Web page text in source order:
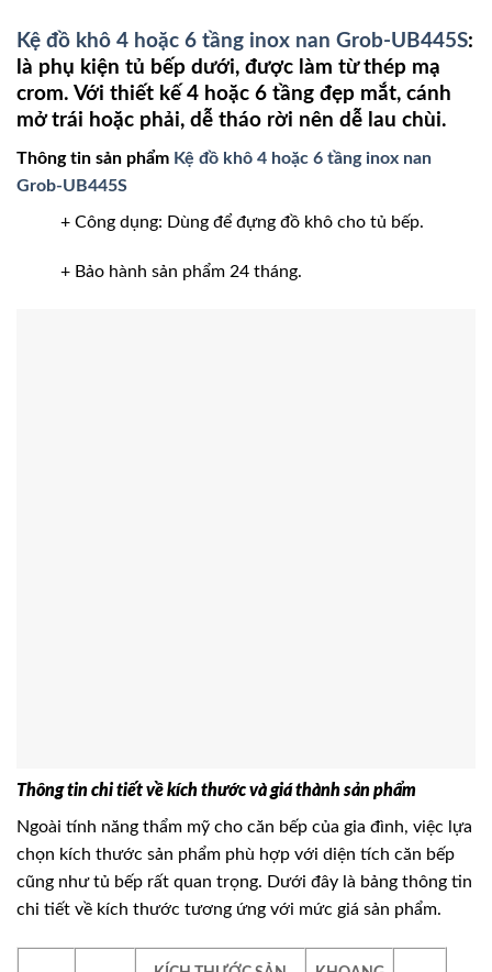
Kệ đồ khô 4 hoặc 6 tầng inox nan Grob-UB445S:
là phụ kiện tủ bếp dưới, được làm từ thép mạ
crom. Với thiết kế 4 hoặc 6 tầng đẹp mắt, cánh
mở trái hoặc phải, dễ tháo rời nên dễ lau chùi.
Thông tin sản phẩm Kệ đồ khô 4 hoặc 6 tầng inox nan
Grob-UB445S
+ Công dụng: Dùng để đựng đồ khô cho tủ bếp.
+ Bảo hành sản phẩm 24 tháng.
Thông tin chi tiết về kích thước và giá thành sản phẩm
Ngoài tính năng thẩm mỹ cho căn bếp của gia đình, việc lựa
chọn kích thước sản phẩm phù hợp với diện tích căn bếp
cũng như tủ bếp rất quan trọng. Dưới đây là bảng thông tin
chi tiết về kích thước tương ứng với mức giá sản phẩm.